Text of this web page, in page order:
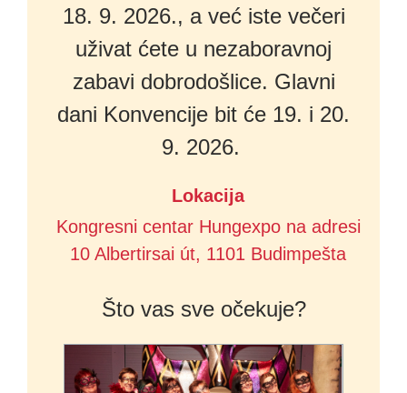
18. 9. 2026., a već iste večeri
uživat ćete u nezaboravnoj
zabavi dobrodošlice. Glavni
dani Konvencije bit će 19. i 20.
9. 2026.
Lokacija
Kongresni centar Hungexpo na adresi
10 Albertirsai út, 1101 Budimpešta
Što vas sve očekuje?